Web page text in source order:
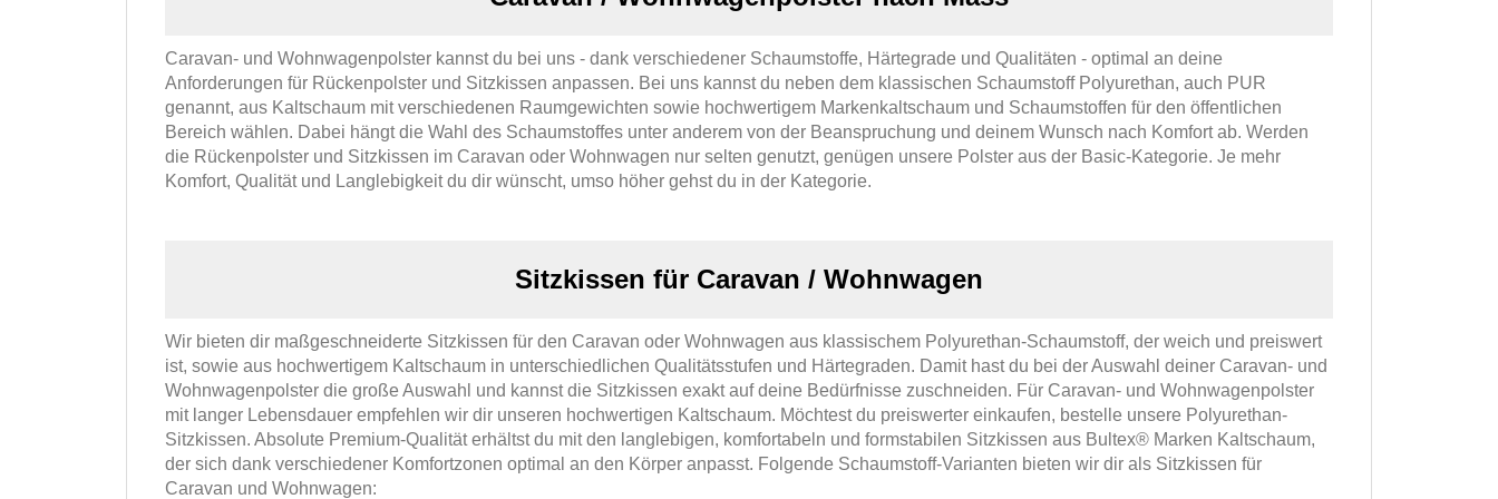
Caravan- und Wohnwagenpolster kannst du bei uns - dank verschiedener Schaumstoffe, Härtegrade und Qualitäten - optimal an deine
Anforderungen für Rückenpolster und Sitzkissen anpassen. Bei uns kannst du neben dem klassischen Schaumstoff Polyurethan, auch PUR
genannt, aus Kaltschaum mit verschiedenen Raumgewichten sowie hochwertigem Markenkaltschaum und Schaumstoffen für den öffentlichen
Bereich wählen. Dabei hängt die Wahl des Schaumstoffes unter anderem von der Beanspruchung und deinem Wunsch nach Komfort ab. Werden
die Rückenpolster und Sitzkissen im Caravan oder Wohnwagen nur selten genutzt, genügen unsere Polster aus der Basic-Kategorie. Je mehr
Komfort, Qualität und Langlebigkeit du dir wünscht, umso höher gehst du in der Kategorie.
Sitzkissen für Caravan / Wohnwagen
Wir bieten dir maßgeschneiderte Sitzkissen für den Caravan oder Wohnwagen aus klassischem Polyurethan-Schaumstoff, der weich und preiswert
ist, sowie aus hochwertigem Kaltschaum in unterschiedlichen Qualitätsstufen und Härtegraden. Damit hast du bei der Auswahl deiner Caravan- und
Wohnwagenpolster die große Auswahl und kannst die Sitzkissen exakt auf deine Bedürfnisse zuschneiden. Für Caravan- und Wohnwagenpolster
mit langer Lebensdauer empfehlen wir dir unseren hochwertigen Kaltschaum. Möchtest du preiswerter einkaufen, bestelle unsere Polyurethan-
Sitzkissen. Absolute Premium-Qualität erhältst du mit den langlebigen, komfortabeln und formstabilen Sitzkissen aus Bultex® Marken Kaltschaum,
der sich dank verschiedener Komfortzonen optimal an den Körper anpasst. Folgende Schaumstoff-Varianten bieten wir dir als Sitzkissen für
Caravan und Wohnwagen: